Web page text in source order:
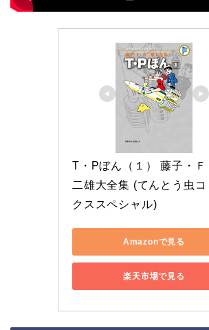
T・Pぼん（１） 藤子・Ｆ
二雄大全集 (てんとう虫コ
クススペシャル)
Amazonで見る
楽天市場で見る